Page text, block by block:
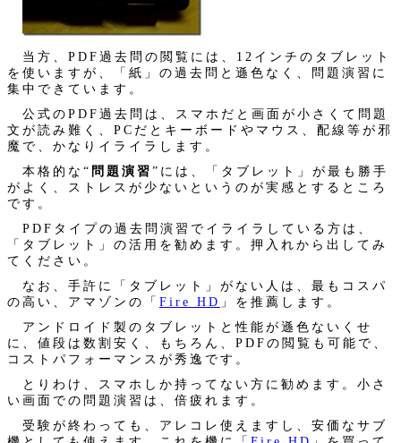
当方、PDF過去問の閲覧には、12インチのタブレット
を使いますが、「紙」の過去問と遜色なく、問題演習に
集中できています。
公式のPDF過去問は、スマホだと画面が小さくて問題
文が読み難く、PCだとキーボードやマウス、配線等が邪
魔で、かなりイライラします。
本格的な“ 問題演習”には、「タブレット」が最も勝手
がよく、ストレスが少ないというのが実感とするところ
です。
PDFタイプの過去問演習でイライラしている方は、
「タブレット」の活用を勧めます。押入れから出してみ
てください。
なお、手許に「タブレット」がない人は、最もコスパ
の高い、アマゾンの「 Fire HD 」を推薦します。
アンドロイド製のタブレットと性能が遜色ないくせ
に、値段は数割安く、もちろん、PDFの閲覧も可能で、
コストパフォーマンスが秀逸です。
とりわけ、スマホしか持ってない方に勧めます。小さ
い画面での問題演習は、倍疲れます。
受験が終わっても、アレコレ使えますし、安価なサブ